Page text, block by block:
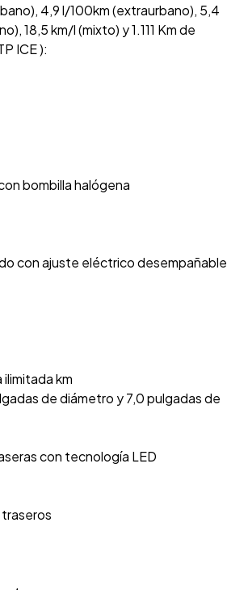
4,9 l/100km (extraurbano), 5,4
18,5 km/l (mixto) y 1.111 Km de
ICE ):
bombilla halógena
con ajuste eléctrico desempañable
km
de diámetro y 7,0 pulgadas de
con tecnología LED